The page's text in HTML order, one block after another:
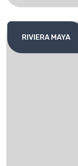
RIVIERA MAYA